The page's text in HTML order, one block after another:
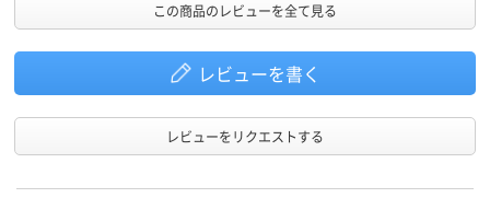
この商品のレビューを全て見る
レビューを書く
レビューをリクエストする